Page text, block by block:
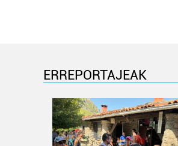
ERREPORTAJEAK